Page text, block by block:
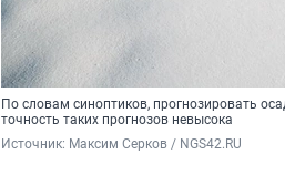
По словам синоптиков, прогнозировать
точность таких прогнозов невысока
Источник: Максим Серков / NGS42.RU